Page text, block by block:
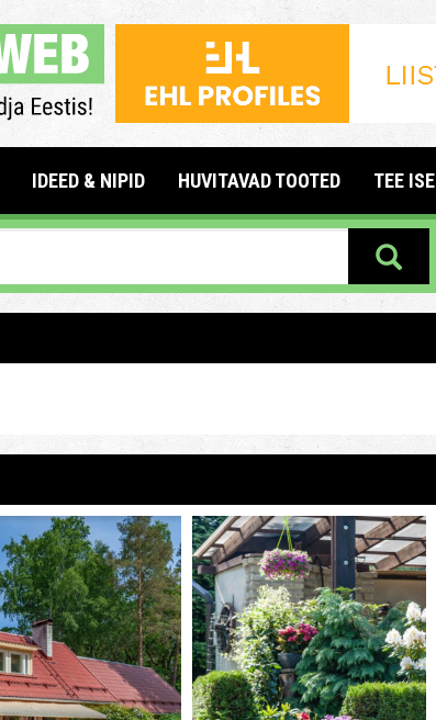
IDEED & NIPID HUVITAVAD TOOTED TEE ISE